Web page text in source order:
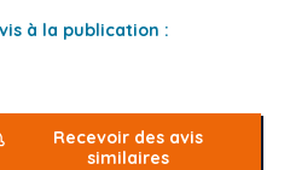
à la publication :
Recevoir des avis
similaires